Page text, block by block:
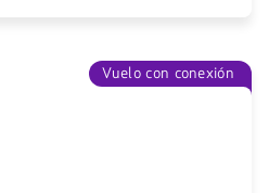
Vuelo con conexión